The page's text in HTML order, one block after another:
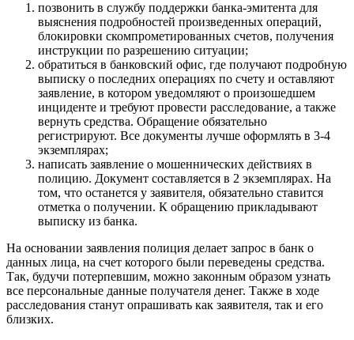
позвонить в службу поддержки банка-эмитента для
выяснения подробностей произведенных операций,
блокировки скомпрометированных счетов, получения
инструкции по разрешению ситуации;
обратиться в банковский офис, где получают подробную
выписку о последних операциях по счету и оставляют
заявление, в котором уведомляют о произошедшем
инциденте и требуют провести расследование, а также
вернуть средства. Обращение обязательно
регистрируют. Все документы лучше оформлять в 3-4
экземплярах;
написать заявление о мошеннических действиях в
полицию. Документ составляется в 2 экземплярах. На
том, что останется у заявителя, обязательно ставится
отметка о получении. К обращению прикладывают
выписку из банка.
На основании заявления полиция делает запрос в банк о
данных лица, на счет которого были переведены средства.
Так, будучи потерпевшим, можно законным образом узнать
все персональные данные получателя денег. Также в ходе
расследования станут опрашивать как заявителя, так и его
близких.